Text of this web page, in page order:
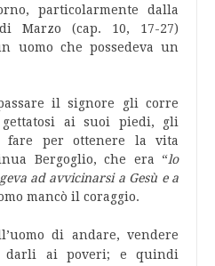
particolarmente dalla
Marzo (cap. 10, 17-27)
uomo che possedeva un
il signore gli corre
ai suoi piedi, gli
fare per ottenere la vita
Bergoglio, che era “lo
ad avvicinarsi a Gesù e a
mancò il coraggio.
di andare, vendere
ai poveri; e quindi